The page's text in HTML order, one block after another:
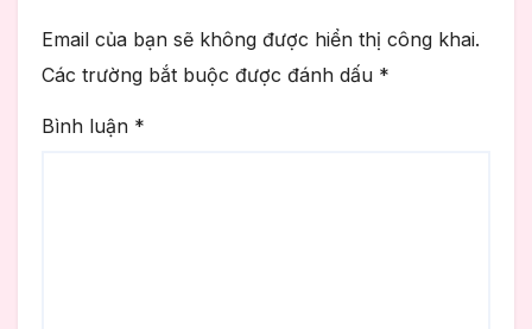
Email của bạn sẽ không được hiển thị công khai.
Các trường bắt buộc được đánh dấu *
Bình luận *